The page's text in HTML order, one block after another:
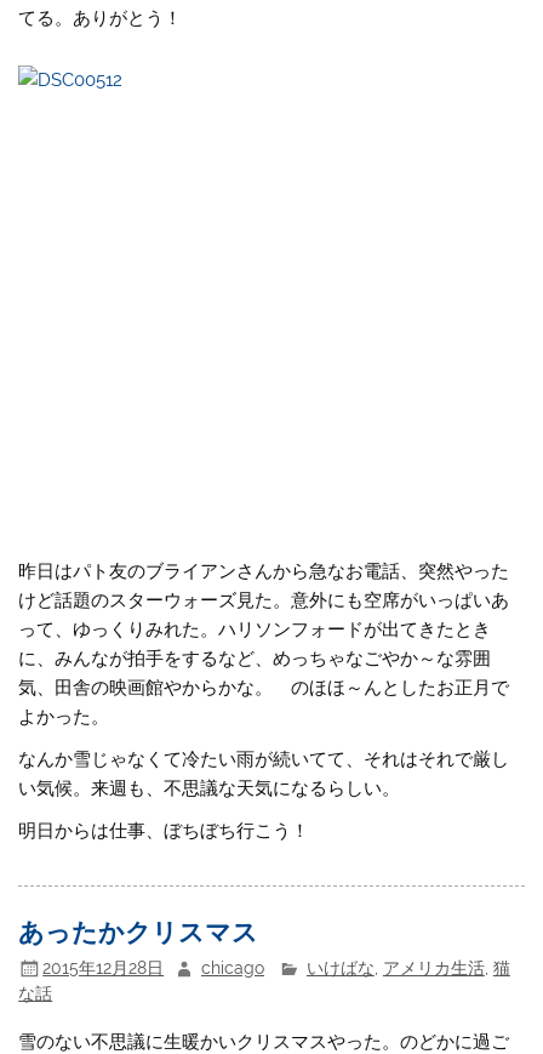
てる。ありがとう！
昨日はパト友のブライアンさんから急なお電話、突然やった
けど話題のスターウォーズ見た。意外にも空席がいっぱいあ
って、ゆっくりみれた。ハリソンフォードが出てきたとき
に、みんなが拍手をするなど、めっちゃなごやか～な雰囲
気、田舎の映画館やからかな。 のほほ～んとしたお正月で
よかった。
なんか雪じゃなくて冷たい雨が続いてて、それはそれで厳し
い気候。来週も、不思議な天気になるらしい。
明日からは仕事、ぼちぼち行こう！
あったかクリスマス
2015年12月28日 chicago いけばな アメリカ生活, 猫
な話
雪のない不思議に生暖かいクリスマスやった。のどかに過ご